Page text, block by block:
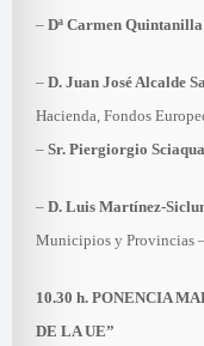
– Dª Carmen
– D. Juan José Alcalde
Hacienda, Fondos
– Sr. Piergiorgio
– D. Luis Martínez-
Municipios y Provincias
10.30 h. PONENCIA
DE LA UE”